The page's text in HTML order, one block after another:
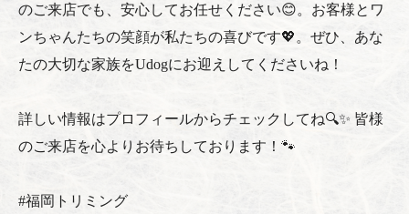
のご来店でも、安心してお任せください😊。お客様とワ
ンちゃんたちの笑顔が私たちの喜びです💖。ぜひ、あな
たの大切な家族をUdogにお迎えしてくださいね！
詳しい情報はプロフィールからチェックしてね🔍✨ 皆様
のご来店を心よりお待ちしております！🐾
#福岡トリミング